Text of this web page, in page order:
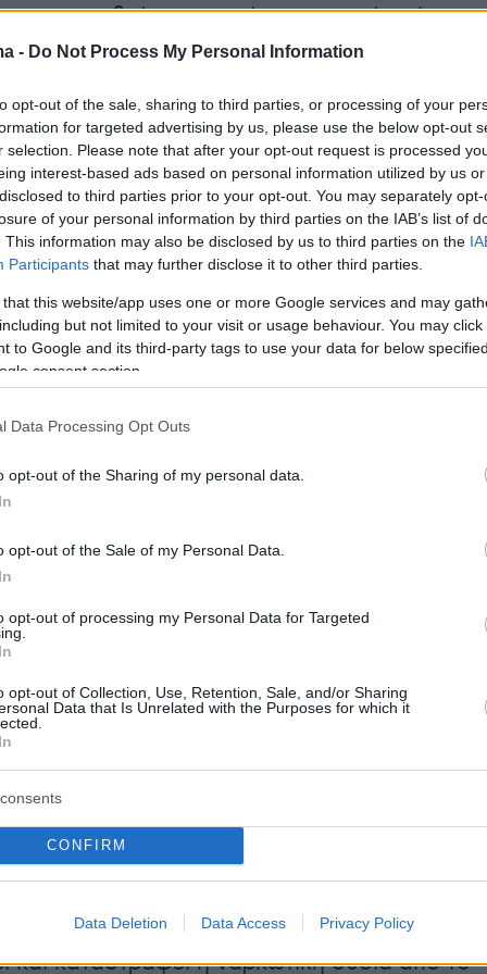
- Do Not Process My Personal Information
opt-out of the sale, sharing to third parties, or processing of your
for targeted advertising by us, please use the below opt-out
selection. Please note that after your opt-out request is processed
interest-based ads based on personal information utilized by us
to third parties prior to your opt-out. You may separately
of your personal information by third parties on the IAB’s list of
This information may also be disclosed by us to third parties on the
Participants that may further disclose it to other third parties.
that this website/app uses one or more Google services and may
but not limited to your visit or usage behaviour. You may
to Google and its third-party tags to use your data for below
consent section.
Data Processing Opt Outs
opt-out of the Sharing of my personal data.
opt-out of the Sale of my Personal Data.
opt-out of processing my Personal Data for Targeted
opt-out of Collection, Use, Retention, Sale, and/or Sharing
Data that Is Unrelated with the Purposes for which it
CONFIRM
Data Deletion Data Access Privacy Policy
του που βρίσκεται υπό προσωρινή κράτηση
υπόθεση με το δέμα από τηνΟλλανδία
αποφυλακιστεί τον Ιούνιο του 2023,
σε αίτημα αποφυλάκισης με όρους, λόγω
διασποράς καρκίνου.
ότι είχε συλληφθεί τον Φεβρουάριο του
τον 24χρονο σήμερα γιο του και μια 42χρονη
για υπόθεση κοκαΐνης. Μετά το αίτημα
εκδόθηκε διάταξη από την Ανακρίτρια η
αντί κράτησης, περιοριστικούς όρους.
που έμελλε να του προσδώσει το προσωνύμιο
Κρήτης”, είχε διαδραματιστεί στα τέλη
του 2016, όταν οι αστυνομικοί του Τμήματος
Εγκλήματος, μαζί με συναδέλφους
Δίωξη Ναρκωτικών Ηρακλείου, εντόπισαν
σε χωράφι στον δήμο Γόρτυνας, πάνω από 3
η οποία φέρεται να ήταν συσκευασμένη σε
ότι τα μπολ περιείχαν και ρύζι, προκειμένου
και καταστραφεί η ναρκωτική ουσία από το